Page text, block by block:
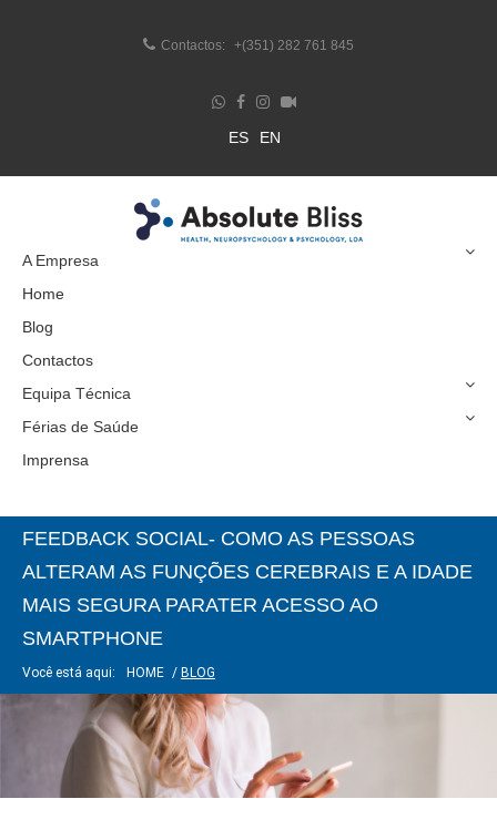
Contactos: +(351) 282 761 845
ES EN
A Empresa
Home
Blog
Contactos
Equipa Técnica
Férias de Saúde
Imprensa
FEEDBACK SOCIAL- COMO AS PESSOAS
ALTERAM AS FUNÇÕES CEREBRAIS E A IDADE
MAIS SEGURA PARATER ACESSO AO
SMARTPHONE
Você está aqui: HOME / BLOG